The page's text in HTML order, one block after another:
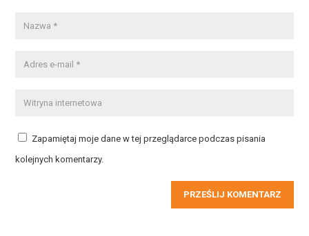
Zapamiętaj moje dane w tej przeglądarce podczas pisania
kolejnych komentarzy.
PRZEŚLIJ KOMENTARZ